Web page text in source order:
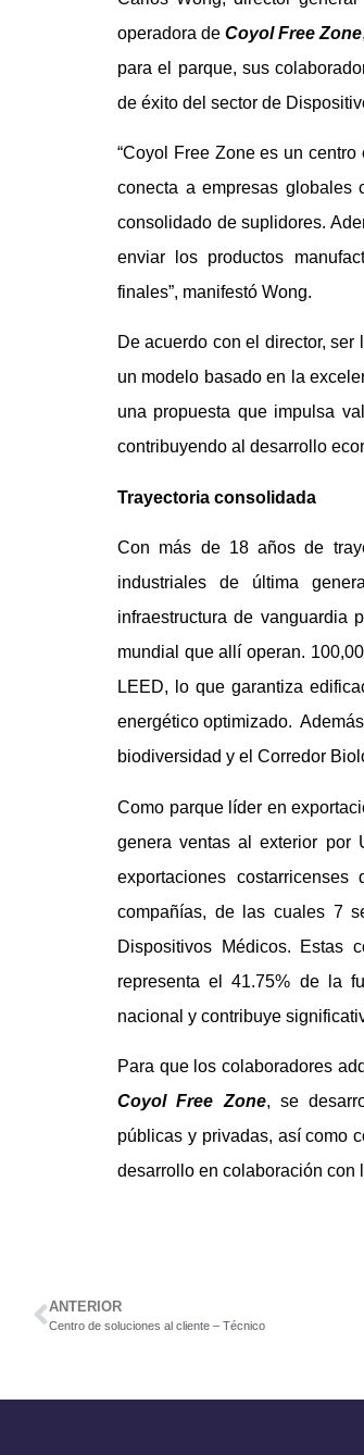
operadora de Coyol Free Zone
para el parque, sus
de éxito del sector de
“Coyol Free Zone es un
conecta a empresas globales
consolidado de suplidores.
enviar los productos
finales”, manifestó Wong.
De acuerdo con el director,
un modelo basado en la
una propuesta que impulsa
contribuyendo al desarrollo
Trayectoria consolidada
Con más de 18 años de
industriales de última
infraestructura de vanguardia
mundial que allí operan.
LEED, lo que garantiza
energético optimizado.
biodiversidad y el Corredor
Como parque líder en
genera ventas al exterior por
exportaciones
compañías, de las cuales 7
Dispositivos Médicos. Estas
representa el 41.75% de la
nacional y contribuye
Para que los colaboradores
Coyol Free Zone, se
públicas y privadas, así como
desarrollo en colaboración con
ANTERIOR
Centro de soluciones al cliente – Técnico